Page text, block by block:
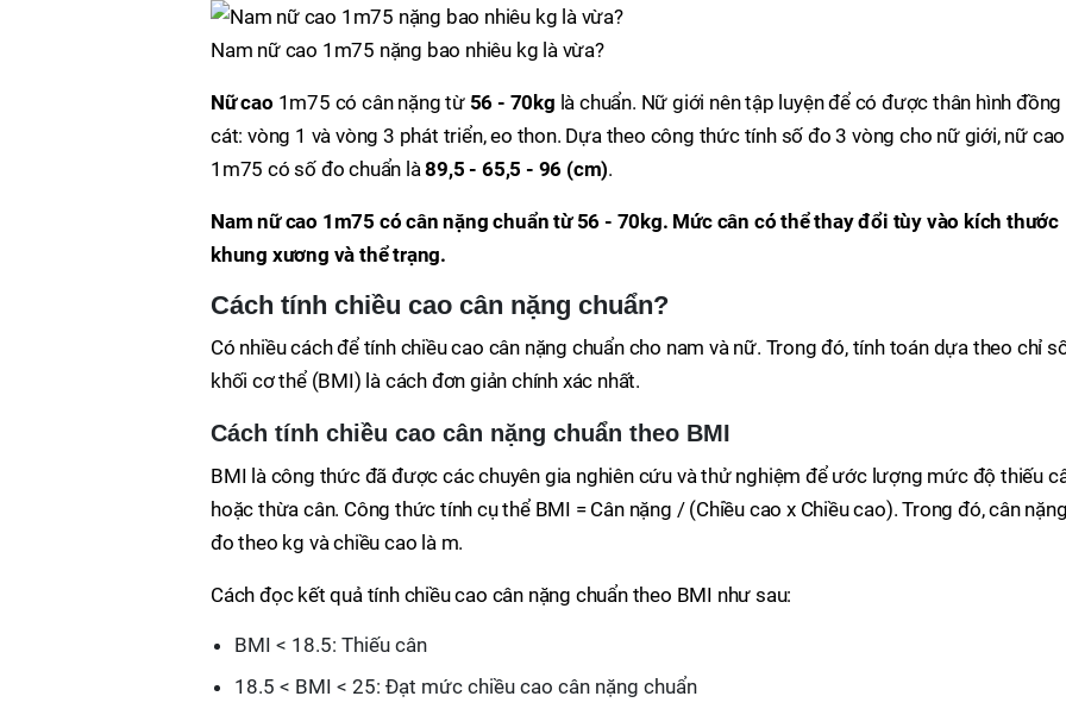
Nam nữ cao 1m75 nặng bao nhiêu kg là vừa?
Nữ cao 1m75 có cân nặng từ 56 - 70kg là chuẩn. Nữ giới nên tập luyện để có được thân hình đồng
cát: vòng 1 và vòng 3 phát triển, eo thon. Dựa theo công thức tính số đo 3 vòng cho nữ giới, nữ cao
1m75 có số đo chuẩn là89,5 - 65,5 - 96 (cm).
Nam nữ cao 1m75 có cân nặng chuẩn từ 56 - 70kg. Mức cân có thể thay đổi tùy vào kích thước
khung xương và thể trạng.
Cách tính chiều cao cân nặng chuẩn?
Có nhiều cách để tính chiều cao cân nặng chuẩn cho nam và nữ. Trong đó, tính toán dựa theo chỉ
khối cơ thể (BMI) là cách đơn giản chính xác nhất.
Cách tính chiều cao cân nặng chuẩn theo BMI
BMI là công thức đã được các chuyên gia nghiên cứu và thử nghiệm để ước lượng mức độ thiếu
hoặc thừa cân. Công thức tính cụ thể BMI = Cân nặng / (Chiều cao x Chiều cao). Trong đó, cân nặng
đo theo kg và chiều cao là m.
Cách đọc kết quả tính chiều cao cân nặng chuẩn theo BMI như sau:
BMI < 18.5: Thiếu cân
18.5 < BMI < 25: Đạt mức chiều cao cân nặng chuẩn